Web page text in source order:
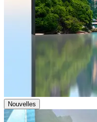
Nouvelles